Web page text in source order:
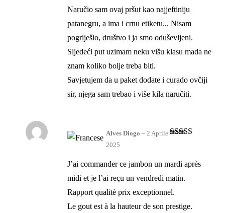
5
Naručio sam ovaj pršut kao najjeftiniju
patanegru, a ima i crnu etiketu... Nisam
pogriješio, društvo i ja smo oduševljeni.
Sljedeći put uzimam neku višu klasu mada ne
znam koliko bolje treba biti.
Savjetujem da u paket dodate i curado ovčiji
sir, njega sam trebao i više kila naručiti.
Alves Diogo – 2 Aprile
2025
J’ai commander ce jambon un mardi après
midi et je l’ai reçu un vendredi matin.
Rapport qualité prix exceptionnel.
Le gout est à la hauteur de son prestige.